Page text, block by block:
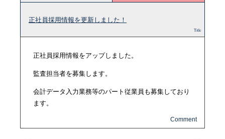
正社員採用情報を更新しました！
Title
正社員採用情報をアップしました。
監査担当者を募集します。
会計データ入力業務等のパート従業員も募集しており
ます。